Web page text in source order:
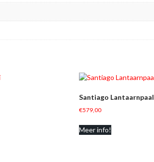
Santiago Lantaarnpaal
€579,00
Meer info!